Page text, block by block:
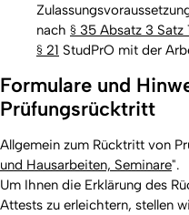
nach § 35 Absatz 3 Satz
§ 21 StudPrO mit der
Formulare und
Prüfungsrücktritt
Allgemein zum Rücktritt von
und Hausarbeiten, Seminare".
Um Ihnen die Erklärung des
Attests zu erleichtern, stellen